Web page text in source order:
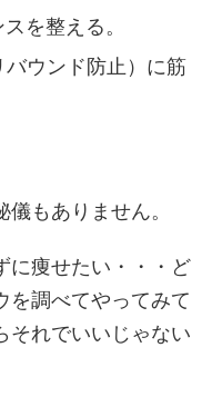
を整える。
ウンド防止）に筋
もありません。
に痩せたい・・・ど
を調べてやってみて
それでいいじゃない